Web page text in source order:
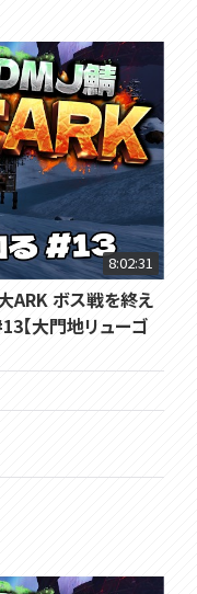
8:02:31
ARK ボス戦を終え
【大門地リューゴ